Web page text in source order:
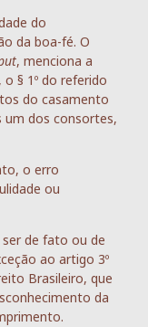
do
da boa-fé. O
, menciona a
§ 1º do referido
do casamento
um dos consortes,
o erro
ou
de fato ou de
ao artigo 3º
Brasileiro, que
da